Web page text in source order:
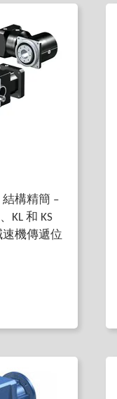
構精簡 –
KL 和 KS
機傳遞位